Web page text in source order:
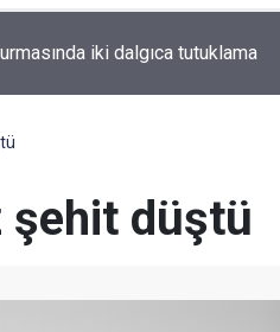
şehit düştü